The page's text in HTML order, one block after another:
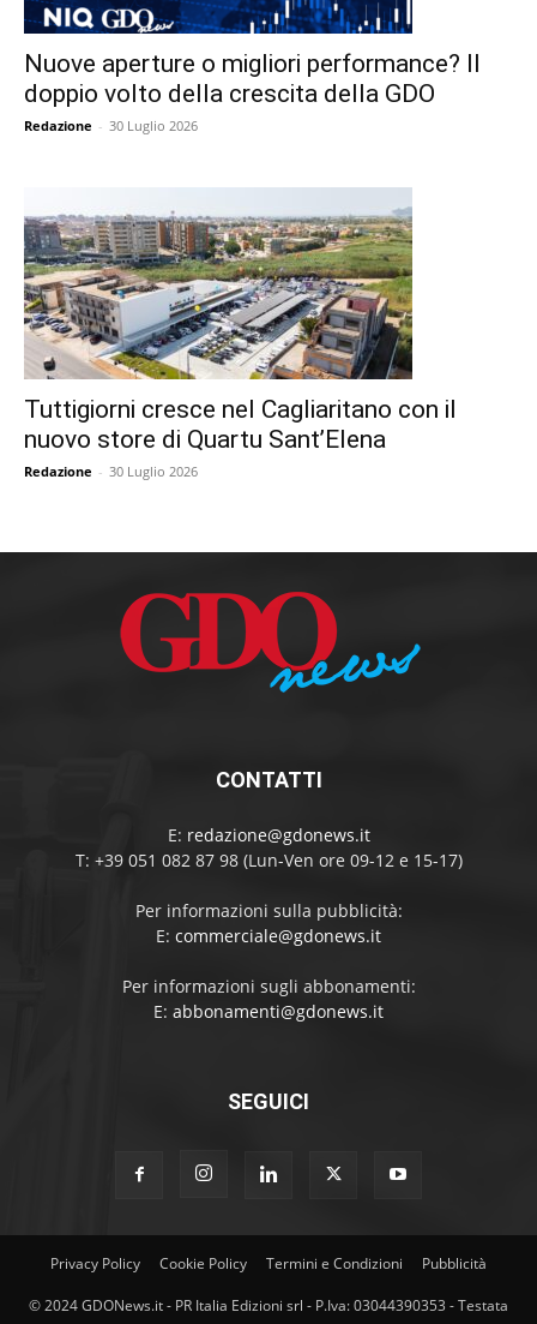
Nuove aperture o migliori performance? Il
doppio volto della crescita della GDO
Redazione - 30 Luglio 2026
Tuttigiorni cresce nel Cagliaritano con il
nuovo store di Quartu Sant’Elena
Redazione - 30 Luglio 2026
CONTATTI
E: redazione@gdonews.it
T: +39 051 082 87 98 (Lun-Ven ore 09-12 e 15-17)
Per informazioni sulla pubblicità:
E: commerciale@gdonews.it
Per informazioni sugli abbonamenti:
E: abbonamenti@gdonews.it
SEGUICI
Privacy Policy Cookie Policy Termini e Condizioni Pubblicità
© 2024 GDONews.it - PR Italia Edizioni srl - P.Iva: 03044390353 - Testata